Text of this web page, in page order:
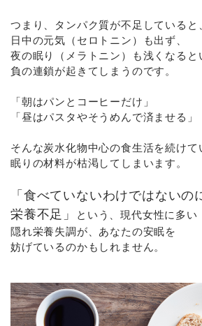
つまり、タンパク質が不足していると
日中の元気（セロトニン）も出ず、
夜の眠り（メラトニン）も浅くなると
負の連鎖が起きてしまうのです。
「朝はパンとコーヒーだけ」
「昼はパスタやそうめんで済ませる」
そんな炭水化物中心の食生活を続けて
眠りの材料が枯渇してしまいます。
「食べていないわけではないの
栄養不足」
という、現代女性に多い
隠れ栄養失調が、あなたの安眠を
妨げているのかもしれません。